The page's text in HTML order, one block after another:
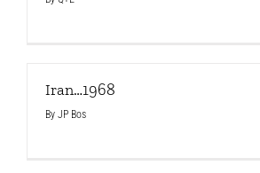
Iran…1968
By JP Bos